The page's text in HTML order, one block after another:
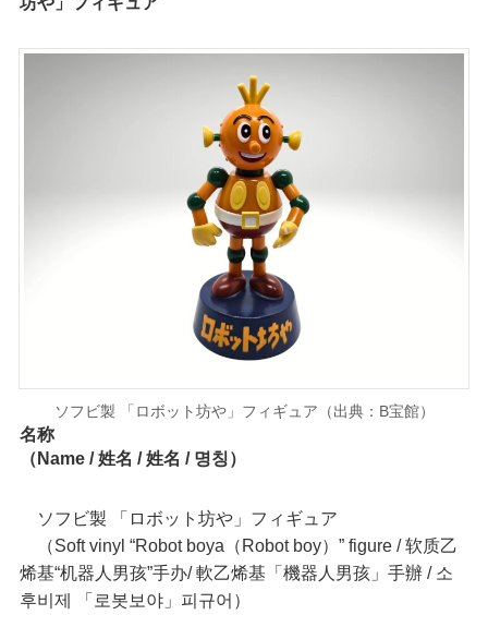
ソフビ製 「ロボット坊や」フィギュア（出典：B宝館）
名称
（Name / 姓名 / 姓名 / 명칭）
ソフビ製 「ロボット坊や」フィギュア
（Soft vinyl “Robot boya（Robot boy）” figure / 软质乙
烯基“机器人男孩”手办/ 軟乙烯基「機器人男孩」手辦 / 소
후비제 「로봇보야」피규어）